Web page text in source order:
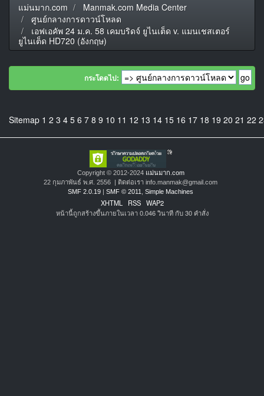
แม่นมาก.com
Manmak.com Media Center
ศูนย์กลางการดาวน์โหลด
เอฟเอคัพ 24 ม.ค. 58 เคมบริดจ์ ยูไนเต็ด v. แมนเชสเตอร์
ยูไนเต็ด HD720 (อังกฤษ)
กระโดดไป:
Sitemap 1 2 3 4 5 6 7 8 9 10 11 12 13 14 15 16 17 18 19 20 21 22
Copyright © 2012-2024 แม่นมาก.com
22 กุมภาพันธ์ พ.ศ. 2556 | ติดต่อเรา info.manmak@gmail.com
SMF 2.0.19 | SMF © 2011 Simple Machines
XHTML RSS WAP2
หน้านี้ถูกสร้างขึ้นภายในเวลา 0.046 วินาที กับ 30 คำสั่ง